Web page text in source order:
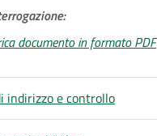
documento in formato PDF
indirizzo e controllo